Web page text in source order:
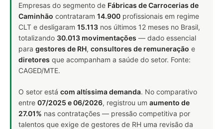
Empresas do segmento de Fábricas de Carrocerias de
Caminhão contrataram 14.900 profissionais em regime
CLT e desligaram 15.113 nos últimos 12 meses no Brasil,
totalizando 30.013 movimentações — dado essencial
para gestores de RH, consultores de remuneração e
diretores que acompanham a saúde do setor. Fonte:
CAGED/MTE.
O setor está com altíssima demanda. No comparativo
entre 07/2025 e 06/2026, registrou um aumento de
27.01% nas contratações — pressão competitiva por
talentos que exige de gestores de RH uma revisão da